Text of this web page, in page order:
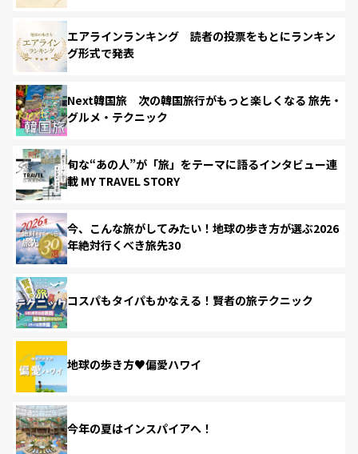
エアラインランキング 読者の投票をもとにランキン
グ形式で発表
Next韓国旅 次の韓国旅行がもっと楽しくなる 旅先・
グルメ・テクニック
旬な“あの人”が「旅」をテーマに語るインタビュー連
載 MY TRAVEL STORY
今、こんな旅がしてみたい！地球の歩き方が選ぶ2026
年絶対行くべき旅先30
コスパもタイパもかなえる！賢者の旅テクニック
地球の歩き方♥偏愛ハワイ
今年の夏はインスパイアへ！